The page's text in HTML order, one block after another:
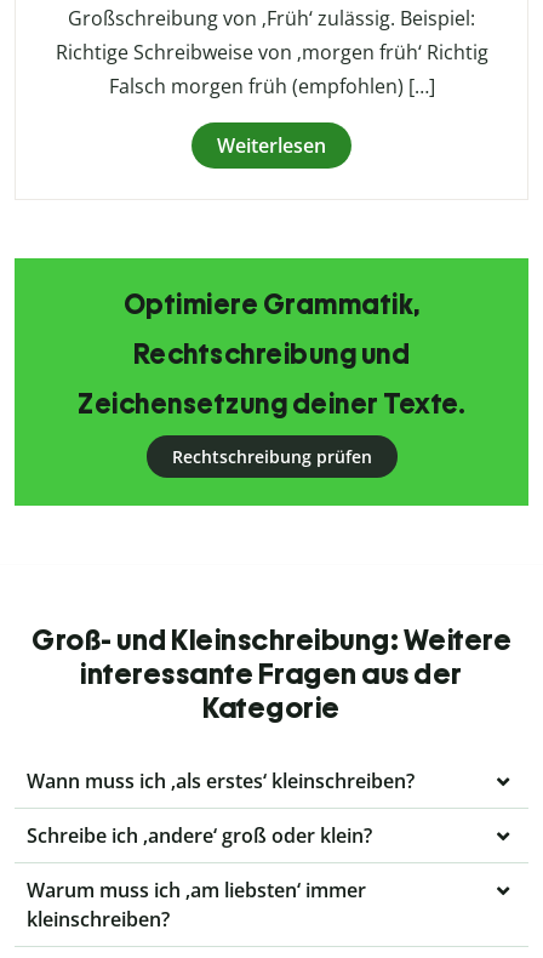
Großschreibung von ‚Früh‘ zulässig. Beispiel:
Richtige Schreibweise von ‚morgen früh‘ Richtig
Falsch morgen früh (empfohlen) […]
Weiterlesen
Optimiere Grammatik,
Rechtschreibung und
Zeichensetzung deiner Texte.
Rechtschreibung prüfen
Groß- und Kleinschreibung: Weitere
interessante Fragen aus der
Kategorie
Wann muss ich ‚als erstes‘ kleinschreiben?
Schreibe ich ‚andere‘ groß oder klein?
Warum muss ich ‚am liebsten‘ immer
kleinschreiben?